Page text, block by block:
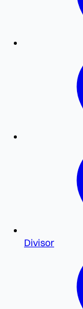
Divisor